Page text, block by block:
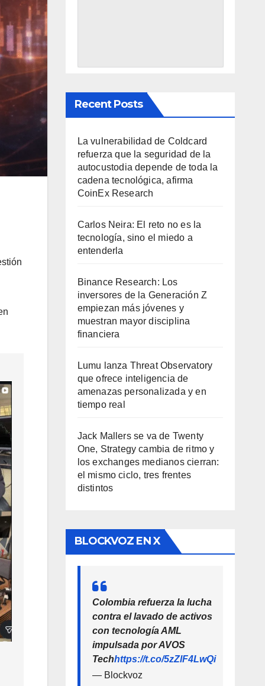
Recent Posts
La vulnerabilidad de Coldcard
refuerza que la seguridad de la
autocustodia depende de toda la
cadena tecnológica, afirma
CoinEx Research
Carlos Neira: El reto no es la
tecnología, sino el miedo a
entenderla
Binance Research: Los
inversores de la Generación Z
empiezan más jóvenes y
muestran mayor disciplina
financiera
Lumu lanza Threat Observatory
que ofrece inteligencia de
amenazas personalizada y en
tiempo real
Jack Mallers se va de Twenty
One, Strategy cambia de ritmo y
los exchanges medianos cierran:
el mismo ciclo, tres frentes
distintos
BLOCKVOZ EN X
Colombia refuerza la lucha
contra el lavado de activos
con tecnología AML
impulsada por AVOS
Techhttps://t.co/5zZlF4LwQi
— Blockvoz